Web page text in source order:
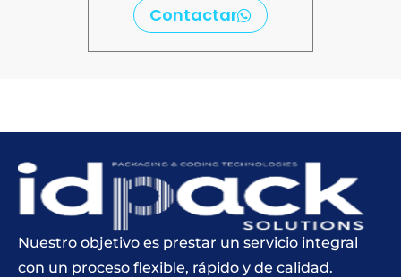
Nuestro objetivo es prestar un servicio integral
con un proceso flexible, rápido y de calidad.